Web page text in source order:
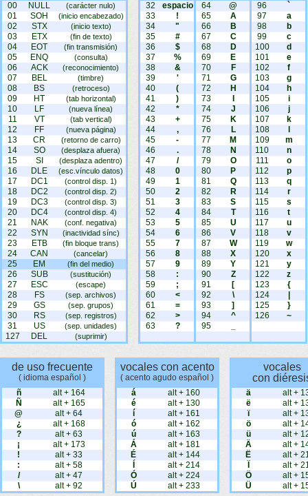
00 NULL (carácter nulo)
01 SOH (inicio encabezado)
02 STX (inicio texto)
03 ETX (fin de texto)
04 EOT (fin transmisión)
05 ENQ (consulta)
06 ACK (reconocimiento)
07 BEL (timbre)
08 BS (retroceso)
09 HT (tab horizontal)
10 LF (nueva línea)
11 VT (tab vertical)
12 FF (nueva página)
13 CR (retorno de carro)
14 SO (desplaza afuera)
15 SI (desplaza adentro)
16 DLE (esc.vínculo datos)
17 DC1 (control disp. 1)
18 DC2 (control disp. 2)
19 DC3 (control disp. 3)
20 DC4 (control disp. 4)
21 NAK (conf. negativa)
22 SYN (inactividad sínc)
23 ETB (fin bloque trans)
24 CAN (cancelar)
25 EM (fin del medio)
26 SUB (sustitución)
27 ESC (escape)
28 FS (sep. archivos)
29 GS (sep. grupos)
30 RS (sep. registros)
31 US (sep. unidades)
127 DEL (suprimir)
32
espacio
33
!
34
"
35
#
36
$
37
%
38
&
39
'
40
(
41
)
42
*
43
+
44
,
45
-
46
.
47
/
48
0
49
1
50
2
51
3
52
4
53
5
54
6
55
7
56
8
57
9
58
:
59
;
60
<
61
=
62
>
63
?
64
@
65
A
66
B
67
C
68
D
69
E
70
F
71
G
72
H
73
74
J
75
K
76
L
77
M
78
N
79
O
80
P
81
Q
82
R
83
S
84
T
85
U
86
V
87
W
88
X
89
Y
90
Z
91
[
92
\
93
]
94
^
95
96
`
97
a
98
b
99
c
100
d
101
e
102
f
103
g
104
h
105
i
106
j
107
k
108
109
m
110
n
111
o
112
p
113
q
114
r
115
s
116
t
117
u
118
v
119
w
120
x
121
y
122
z
123
{
124
125
}
126
~
de uso frecuente
( idioma español )
ñ
alt + 164
Ñ
alt + 165
@
alt + 64
¿
alt + 168
?
alt + 63
¡
alt + 173
!
alt + 33
:
alt + 58
/
alt + 47
\
alt + 92
vocales con acento
( acento agudo español )
á
alt + 160
é
alt + 130
í
alt + 161
ó
alt + 162
ú
alt + 163
Á
alt + 181
É
alt + 144
alt + 214
Ó
alt + 224
Ú
alt + 233
vocales
con
ä
alt +
ë
alt +
ï
alt +
ö
alt +
ü
alt +
Ä
alt +
Ë
alt +
alt +
Ö
alt +
Ü
alt +